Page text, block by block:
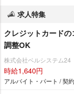
求人特集
クレジットカード
調整OK
株式会社ベルシステム24
時給1,640円
アルバイト・パート / 契